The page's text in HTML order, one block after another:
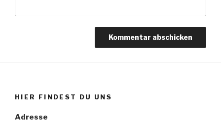
HIER FINDEST DU UNS
Adresse